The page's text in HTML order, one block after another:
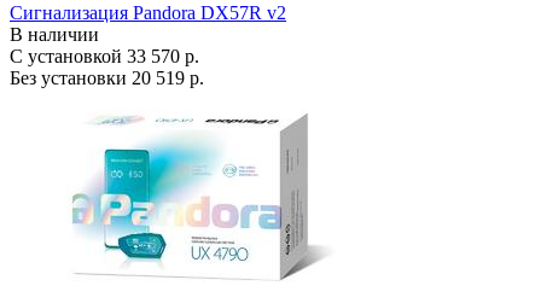
Сигнализация Pandora DX57R v2
В наличии
С установкой 33 570 р.
Без установки 20 519 р.